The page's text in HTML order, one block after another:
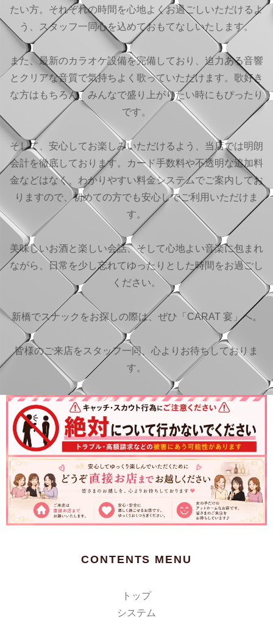
たい方。それぞれの時間を心地よくお過ごしいただけるよ
う、スタッフ一同心を込めておもてなしいたします。
また、最新のカラオケ設備を完備しており、迫力ある音響
とクリアな音質で気持ちよく歌っていただけます。歌好き
な方はもちろん、みんなで盛り上がりたい時にもぴったり
です。
そして、安心してお楽しみいただけるよう、当店では明朗
会計を徹底しております。カード手数料や不透明な追加料
金などはなく、わかりやすい料金システムでご案内してお
りますので、初めての方でも安心してご利用いただけま
す。
美味しいお酒と楽しい会話、そして心地よい音楽に包まれ
ながら、日常を少し忘れてゆったりとした時間をお過ごし
ください。
新橋でスナックをお探しの際は、ぜひ「CARAT 宴」へ。
皆様のご来店をスタッフ一同、心よりお待ちしておりま
す。
CONTENTS MENU
トップ
システム